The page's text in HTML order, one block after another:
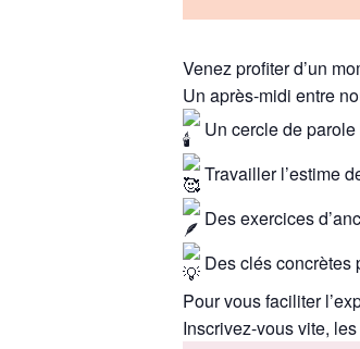
Venez profiter d’un
Un après-midi entre
Un cercle de
Travailler l’estime
Des exercices
Des clés concrètes
Pour vous faciliter
Inscrivez-vous vite,